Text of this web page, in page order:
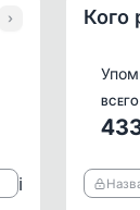
›
ℹ️
Кого
ВСЕГО